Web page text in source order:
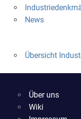
News
Übersicht
Über uns
Wiki